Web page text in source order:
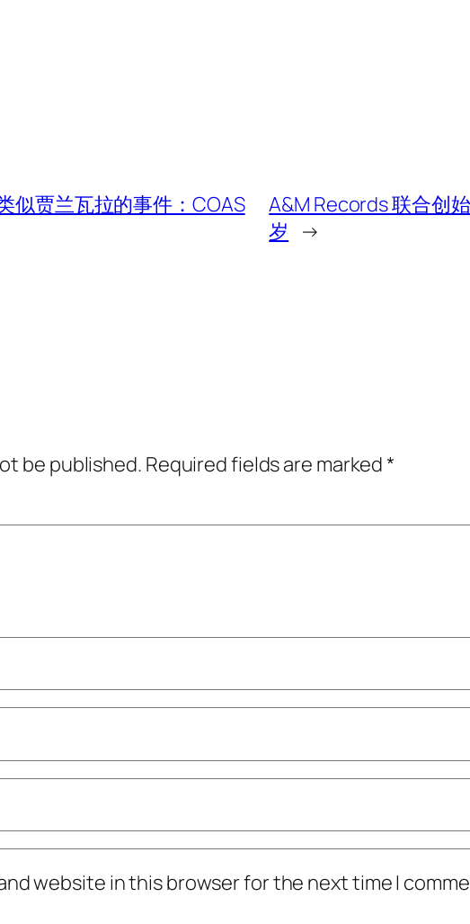
似贾兰瓦拉的事件：COAS
A&M Records 联合创
岁 →
be published. Required fields are marked*
website in this browser for the next time I